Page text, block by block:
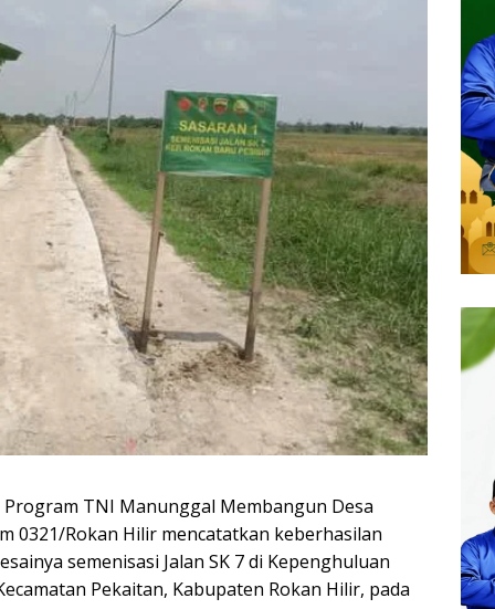
Program TNI Manunggal Membangun Desa
0321/Rokan Hilir mencatatkan keberhasilan
semenisasi Jalan SK 7 di Kepenghuluan
Pekaitan, Kabupaten Rokan Hilir, pada